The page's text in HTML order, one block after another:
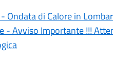
Ondata di Calore in
- Avviso Importante !!!